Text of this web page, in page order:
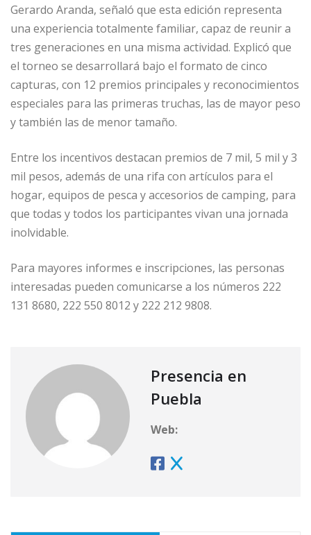
Gerardo Aranda, señaló que esta edición representa
una experiencia totalmente familiar, capaz de reunir a
tres generaciones en una misma actividad. Explicó que
el torneo se desarrollará bajo el formato de cinco
capturas, con 12 premios principales y reconocimientos
especiales para las primeras truchas, las de mayor peso
y también las de menor tamaño.
Entre los incentivos destacan premios de 7 mil, 5 mil y 3
mil pesos, además de una rifa con artículos para el
hogar, equipos de pesca y accesorios de camping, para
que todas y todos los participantes vivan una jornada
inolvidable.
Para mayores informes e inscripciones, las personas
interesadas pueden comunicarse a los números 222
131 8680, 222 550 8012 y 222 212 9808.
Presencia en
Puebla
Web: